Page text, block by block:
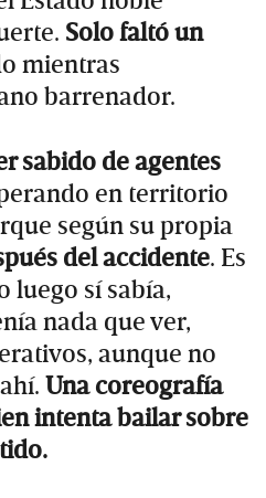
Solo faltó un
mientras
barrenador.
sabido de agentes
en territorio
según su propia
del accidente. Es
luego sí sabía,
nada que ver,
aunque no
Una coreografía
intenta bailar sobre